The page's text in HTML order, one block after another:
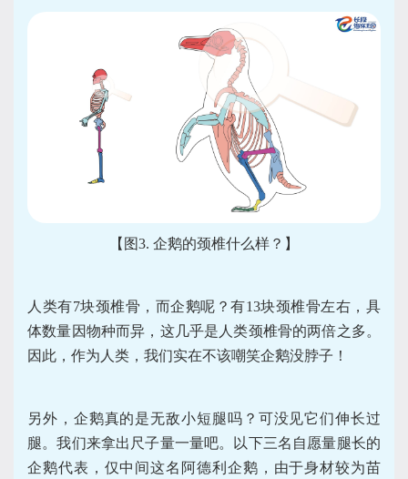
【图3. 企鹅的颈椎什么样？】
人类有7块颈椎骨，而企鹅呢？有13块颈椎骨左右，具
体数量因物种而异，这几乎是人类颈椎骨的两倍之多。
因此，作为人类，我们实在不该嘲笑企鹅没脖子！
另外，企鹅真的是无敌小短腿吗？可没见它们伸长过
腿。我们来拿出尺子量一量吧。以下三名自愿量腿长的
企鹅代表，仅中间这名阿德利企鹅，由于身材较为苗